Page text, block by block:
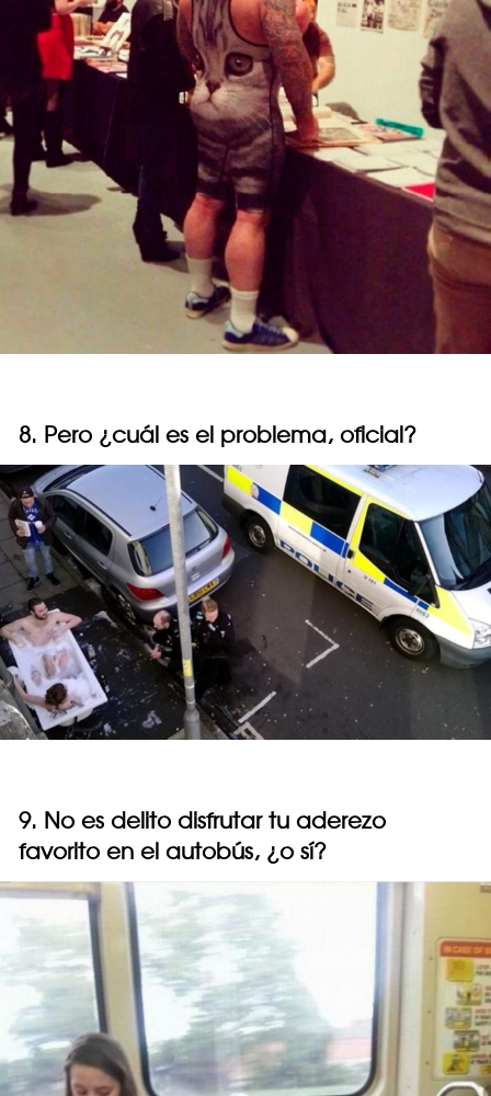
8. Pero ¿cuál es el problema, oficial?
9. No es delito disfrutar tu aderezo
favorito en el autobús, ¿o sí?